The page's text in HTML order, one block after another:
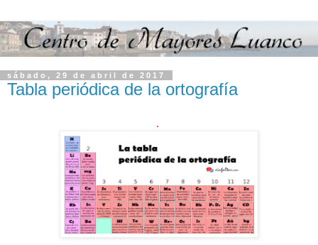
sábado, 29 de abril de 2017
Tabla periódica de la ortografía
.